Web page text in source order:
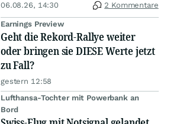
06.08.26, 14:30 2 Kommentare
Earnings Preview
Geht die Rekord-Rallye weiter
oder bringen sie DIESE Werte jetzt
zu Fall?
gestern 12:58
Lufthansa-Tochter mit Powerbank an
Bord